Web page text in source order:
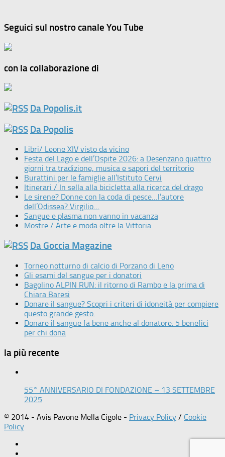
Seguici sul nostro canale You Tube
con la collaborazione di
Da Popolis.it
Da Popolis
Libri/ Leone XIV visto da vicino
Festa del Lago e dell’Ospite 2026: a Desenzano quattro
giorni tra tradizione, musica e sapori del territorio
Burattini per le famiglie all’Istituto Cervi
Itinerari / In sella alla bicicletta alla ricerca del drago
Le sirene? Donne con la coda di pesce…l’autore
dell’Odissea? Virgilio…
Sangue e plasma non vanno in vacanza
Mostre / Arte e moda oltre la Vittoria
Da Goccia Magazine
Torneo notturno di calcio di Porzano di Leno
Gli esami del sangue per i donatori
Bagolino ALPIN RUN: il ritorno di Rambo e la prima di
Chiara Baresi
Donare il sangue? Scopri i criteri di idoneità per compiere
questo grande gesto.
Donare il sangue fa bene anche al donatore: 5 benefici
per chi dona
la più recente
55° ANNIVERSARIO DI FONDAZIONE – 13 SETTEMBRE
2025
© 2014 - Avis Pavone Mella Cigole - Privacy Policy / Cookie
Policy